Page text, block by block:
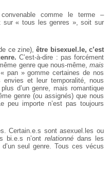
convenable comme le terme–
sur « tous les genres », soit sur
ce zine),être bisexuel.le, c’est
C’est-à-dire : pas forcément
genre que nous-même,mais
« pan » gomme certaines de nos
envies et leur temporalité, nous
d’un genre, mais romantique
genre (ou assignés) que nous
peu importe n’est pas toujours
Certain.e.s sont asexuel.les ou
bi.e.s n’ont relationné dans les
seul genre. Tous ces vécus